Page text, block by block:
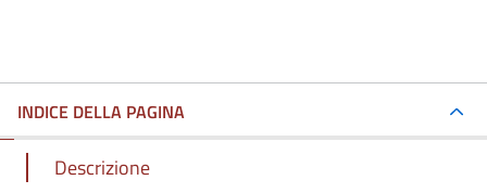
INDICE DELLA PAGINA
Descrizione